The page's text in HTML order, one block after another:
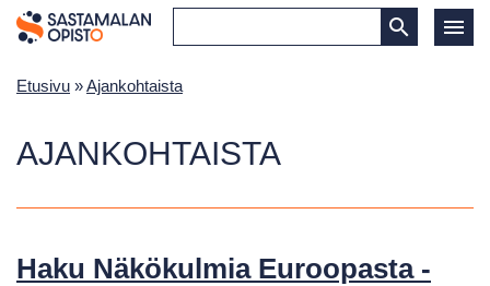
Etusivu »Ajankohtaista
AJANKOHTAISTA
Haku Näkökulmia Euroopasta -